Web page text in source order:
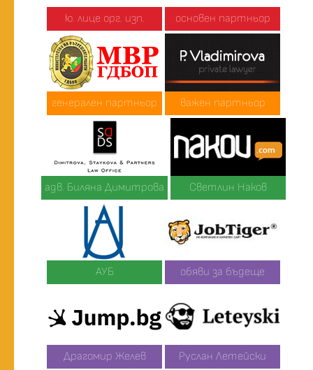
ю. лице орг. изп. основен партньор
генерален партньор важен партньор
адв. Биляна Димитрова Светлин Наков
АУБ обяви за бъдеще
Драгомир Желев Руслан Летейски